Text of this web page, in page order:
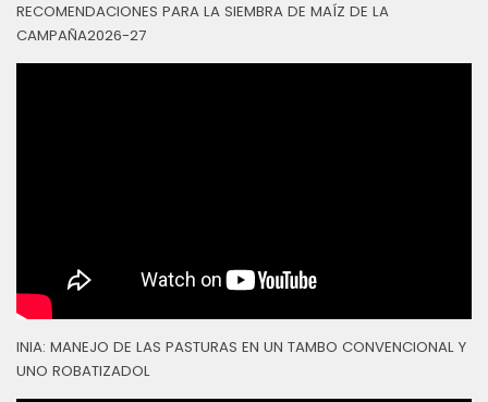
RECOMENDACIONES PARA LA SIEMBRA DE MAÍZ DE LA
CAMPAÑA2026-27
INIA: MANEJO DE LAS PASTURAS EN UN TAMBO CONVENCIONAL Y
UNO ROBATIZADOL